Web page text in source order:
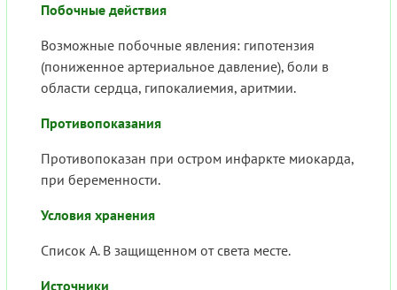
Побочные действия
Возможные побочные явления: гипотензия
(пониженное артериальное давление), боли в
области сердца, гипокалиемия, аритмии.
Противопоказания
Противопоказан при остром инфаркте миокарда,
при беременности.
Условия хранения
Список А. В защищенном от света месте.
Источники